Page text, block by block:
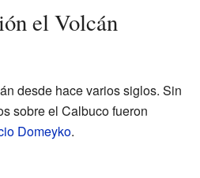
el Volcán
desde hace varios siglos. Sin
sobre el Calbuco fueron
Domeyko.